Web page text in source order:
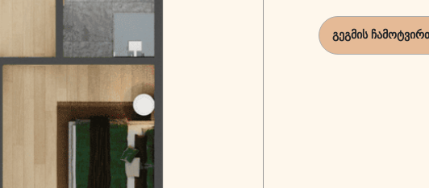
გეგმის